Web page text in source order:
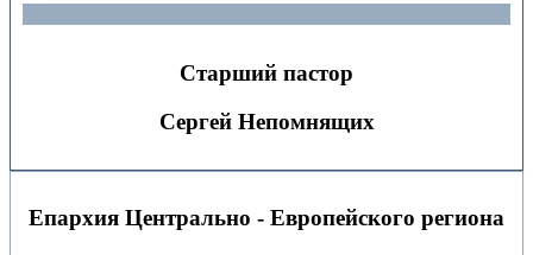
Старший пастор
Сергей Непомнящих
Епархия Центрально - Европейского региона